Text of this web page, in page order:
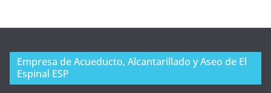
Empresa de Acueducto, Alcantarillado y Aseo de El
Espinal ESP